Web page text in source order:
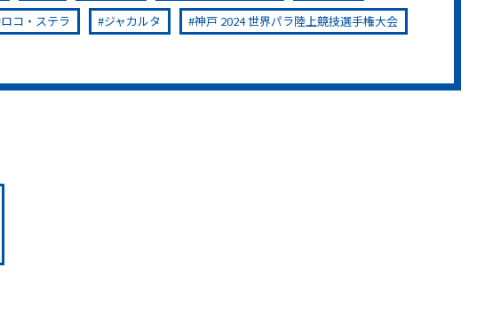
ロコ・ステラ ジャカルタ
神戸 2024 世界パラ陸上競技選手権大会